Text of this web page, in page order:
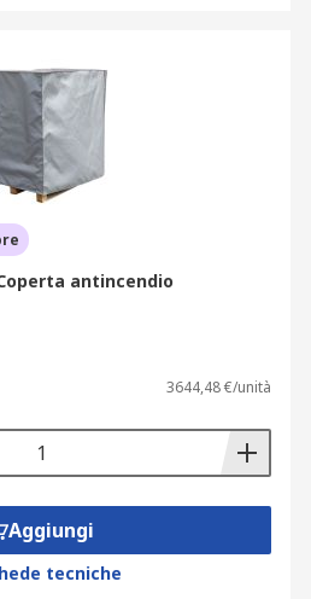
antincendio
3644,48 €/unità
Aggiungi
tecniche